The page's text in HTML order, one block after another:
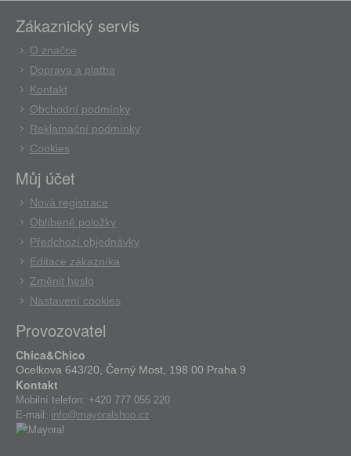
Zákaznický servis
O značce
Doprava a platba
Kontakt
Obchodní podmínky
Reklamační podmínky
Cookies
Můj účet
Nová registrace
Oblíbené položky
Předchozí objednávky
Editace zákazníka
Změnit heslo
Nastavení cookies
Provozovatel
Chica&Chico
Ocelkova 643/20, Černý Most, 198 00 Praha 9
Kontakt
Mobilní telefon: +420 777 055 220
E-mail: info@mayoralshop.cz